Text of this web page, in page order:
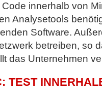
innerhalb von
Analysetools
Software.
betreiben, so
das Unternehmen
TEST